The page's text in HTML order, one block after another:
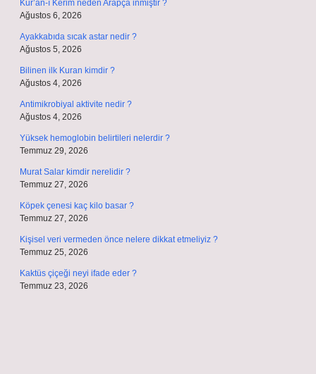
Kur’an-ı Kerim neden Arapça inmiştir ?
Ağustos 6, 2026
Ayakkabıda sıcak astar nedir ?
Ağustos 5, 2026
Bilinen ilk Kuran kimdir ?
Ağustos 4, 2026
Antimikrobiyal aktivite nedir ?
Ağustos 4, 2026
Yüksek hemoglobin belirtileri nelerdir ?
Temmuz 29, 2026
Murat Salar kimdir nerelidir ?
Temmuz 27, 2026
Köpek çenesi kaç kilo basar ?
Temmuz 27, 2026
Kişisel veri vermeden önce nelere dikkat etmeliyiz ?
Temmuz 25, 2026
Kaktüs çiçeği neyi ifade eder ?
Temmuz 23, 2026